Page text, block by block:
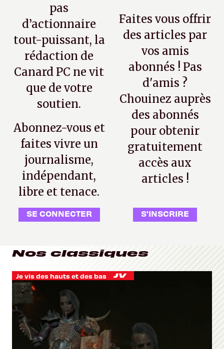
pas
d’actionnaire
tout-puissant, la
rédaction de
Canard PC ne vit
que de votre
soutien.
Abonnez-vous et
faites vivre un
journalisme,
indépendant,
libre et tenace.
SE CONNECTER
Faites vous offrir
des articles par
vos amis
abonnés ! Pas
d'amis ?
Chouinez auprès
des abonnés
pour obtenir
gratuitement
accès aux
articles !
S'INSCRIRE
Nos classiques
Je vis des hauts et des bas